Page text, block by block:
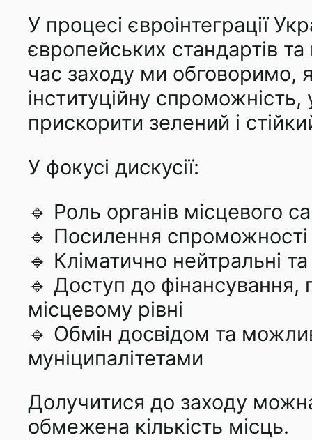
У процесі євроінтеграції
європейських стандартів та
час заходу ми обговоримо,
інституційну
прискорити зелений і
У фокусі дискусії:
🔹 Роль органів місцевого
🔹 Посилення
🔹 Кліматично нейтральні
🔹 Доступ до фінансування,
місцевому рівні
🔹 Обмін досвідом та
муніципалітетами
Долучитися до заходу
обмежена кількість місць.